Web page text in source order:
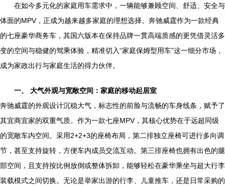
在如今多元化的家庭用车需求中，一辆能够兼顾空间、舒适、安全与
体面的MPV，正成为越来越多家庭的理想选择。奔驰威霆作为一款经典
的七座豪华商务车，其国六版本在保持品牌一贯高端质感的更凭借灵活多
变的空间与稳健的驾乘体验，精准切入“家庭保姆型用车”这一细分市场，
成为家政出行与家庭生活的得力伙伴。
一、 大气外观与宽敞空间：家庭的移动起居室
奔驰威霆的外观设计沉稳大气，标志性的前脸与流畅的车身线条，赋予了
其宜商宜家的双重气质。作为一款七座MPV，其核心优势在于远超同级
的宽敞车内空间。采用2+2+3的座椅布局，第二排独立座椅可进行多向调
节，甚至支持旋转，方便车内成员交流互动。第三排座椅也拥有出色的腿
部空间，且支持按比例放倒或整体拆卸，能够轻松在豪华乘坐与超大行李
装载模式之间切换。无论是举家出游的行李、儿童推车，还是日常采购的